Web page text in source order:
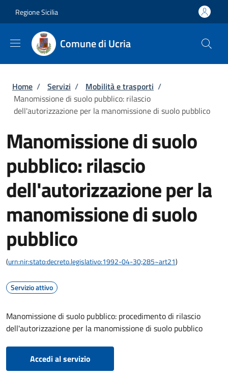
Regione Sicilia
Comune di Ucria
Briciole di pane
Home / Servizi / Mobilità e trasporti /
Manomissione di suolo pubblico: rilascio
dell'autorizzazione per la manomissione di suolo pubblico
Manomissione di suolo
pubblico: rilascio
dell'autorizzazione per la
manomissione di suolo
pubblico
(urn:nir:stato:decreto.legislativo:1992-04-30;285~art21)
Servizio attivo
Manomissione di suolo pubblico: procedimento di rilascio
dell'autorizzazione per la manomissione di suolo pubblico
Accedi al servizio